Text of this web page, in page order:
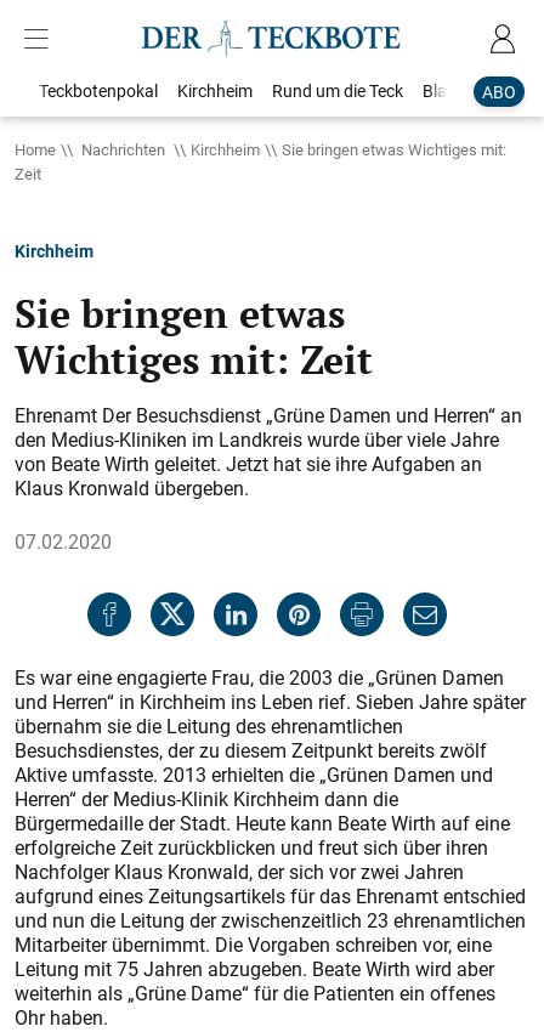
ABO
Teckbotenpokal Kirchheim Rund um die Teck Blaulicht
Home Nachrichten Kirchheim
Sie bringen etwas Wichtiges mit:
Zeit
Kirchheim
Sie bringen etwas
Wichtiges mit: Zeit
Ehrenamt Der Besuchsdienst „Grüne Damen und Herren“ an
den Medius-Kliniken im Landkreis wurde über viele Jahre
von Beate Wirth geleitet. Jetzt hat sie ihre Aufgaben an
Klaus Kronwald übergeben.
07.02.2020
Es war eine engagierte Frau, die 2003 die „Grünen Damen
und Herren“ in Kirchheim ins Leben rief. Sieben Jahre später
übernahm sie die Leitung des ehrenamtlichen
Besuchsdienstes, der zu diesem Zeitpunkt bereits zwölf
Aktive umfasste. 2013 erhielten die „Grünen Damen und
Herren“ der Medius-Klinik Kirchheim dann die
Bürgermedaille der Stadt. Heute kann Beate Wirth auf eine
erfolgreiche Zeit zurückblicken und freut sich über ihren
Nachfolger Klaus Kronwald, der sich vor zwei Jahren
aufgrund eines Zeitungsartikels für das Ehrenamt entschied
und nun die Leitung der zwischenzeitlich 23 ehrenamtlichen
Mitarbeiter übernimmt. Die Vorgaben schreiben vor, eine
Leitung mit 75 Jahren abzugeben. Beate Wirth wird aber
weiterhin als „Grüne Dame“ für die Patienten ein offenes
Ohr haben.